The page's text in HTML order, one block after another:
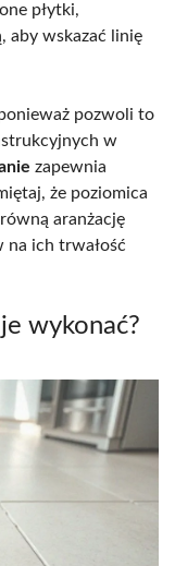
płytki,
aby wskazać linię
pozwoli to
w
zapewnia
że poziomica
aranżację
na ich trwałość
wykonać?